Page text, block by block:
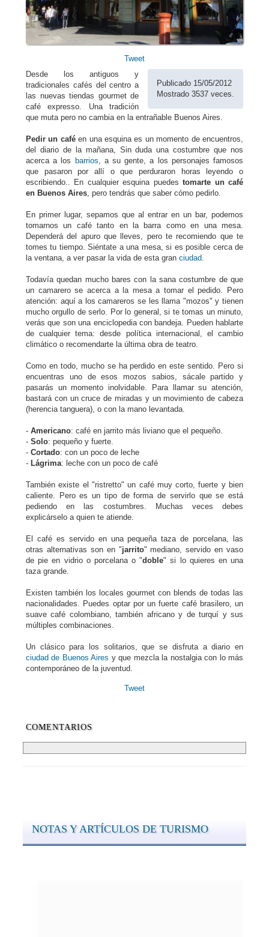
Tweet
Publicado 15/05/2012
Mostrado 3537 veces.
Desde los antiguos y
tradicionales cafés del centro a
las nuevas tiendas gourmet de
café expresso. Una tradición
que muta pero no cambia en la entrañable Buenos Aires.
Pedir un caféen una esquina es un momento de encuentros,
del diario de la mañana, Sin duda una costumbre que nos
acerca a los barrios , a su gente, a los personajes famosos
que pasaron por allí o que perduraron horas leyendo o
escribiendo.. En cualquier esquina puedestomarte un café
en Buenos Aires , pero tendrás que saber cómo pedirlo.
En primer lugar, sepamos que al entrar en un bar, podemos
tomarnos un café tanto en la barra como en una mesa.
Dependerá del apuro que lleves, pero te recomiendo que te
tomes tu tiempo. Siéntate a una mesa, si es posible cerca de
la ventana, a ver pasar la vida de esta gran ciudad
Todavía quedan mucho bares con la sana costumbre de que
un camarero se acerca a la mesa a tomar el pedido. Pero
atención: aquí a los camareros se les llama "mozos" y tienen
mucho orgullo de serlo. Por lo general, si te tomas un minuto,
verás que son una enciclopedia con bandeja. Pueden hablarte
de cualquier tema: desde política internacional, el cambio
climático o recomendarte la última obra de teatro.
Como en todo, mucho se ha perdido en este sentido. Pero si
encuentras uno de esos mozos sabios, sácale partido y
pasarás un momento inolvidable. Para llamar su atención,
bastará con un cruce de miradas y un movimiento de cabeza
(herencia tanguera), o con la mano levantada.
- Americano: café en jarrito más liviano que el pequeño.
- Solo: pequeño y fuerte.
- Cortado: con un poco de leche
- Lágrima: leche con un poco de café
También existe el "ristretto" un café muy corto, fuerte y bien
caliente. Pero es un tipo de forma de servirlo que se está
pediendo en las costumbres. Muchas veces debes
explicárselo a quien te atiende.
El café es servido en una pequeña taza de porcelana, las
otras alternativas son en "jarrito" mediano, servido en vaso
de pie en vidrio o porcelana o "doble" si lo quieres en una
taza grande.
Existen también los locales gourmet con blends de todas las
nacionalidades. Puedes optar por un fuerte café brasilero, un
suave café colombiano, también africano y de turquí y sus
múltiples combinaciones.
Un clásico para los solitarios, que se disfruta a diario en
ciudad de Buenos Aires y que mezcla la nostalgia con lo más
contemporáneo de la juventud.
Tweet
COMENTARIOS
NOTAS Y ARTÍCULOS DE TURISMO